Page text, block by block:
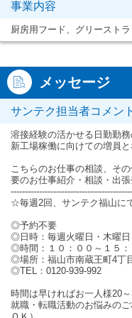
事業内容
厨房用フード、グリースト
メッセージ
サンテク担当者コメント
溶接経験の活かせる日勤勤務
新工場稼働に向けての増員
こちらのお仕事の相談、そ
要のお仕事紹介・相談・出張
☆毎週2回、サンテク福山に
◎予約不要
◎日時：毎週火曜日・木曜日
◎時間：１０：００～１５：
◎場所：福山市南蔵王町4丁
◎TEL：0120-939-992
時間は早ければお一人様20
就職・転職活動のお悩みの